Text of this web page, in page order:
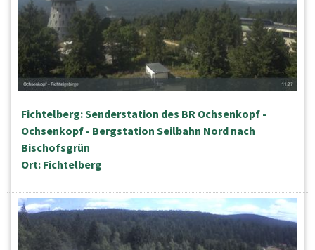
Fichtelberg: Senderstation des BR Ochsenkopf -
Ochsenkopf - Bergstation Seilbahn Nord nach
Bischofsgrün
Ort: Fichtelberg